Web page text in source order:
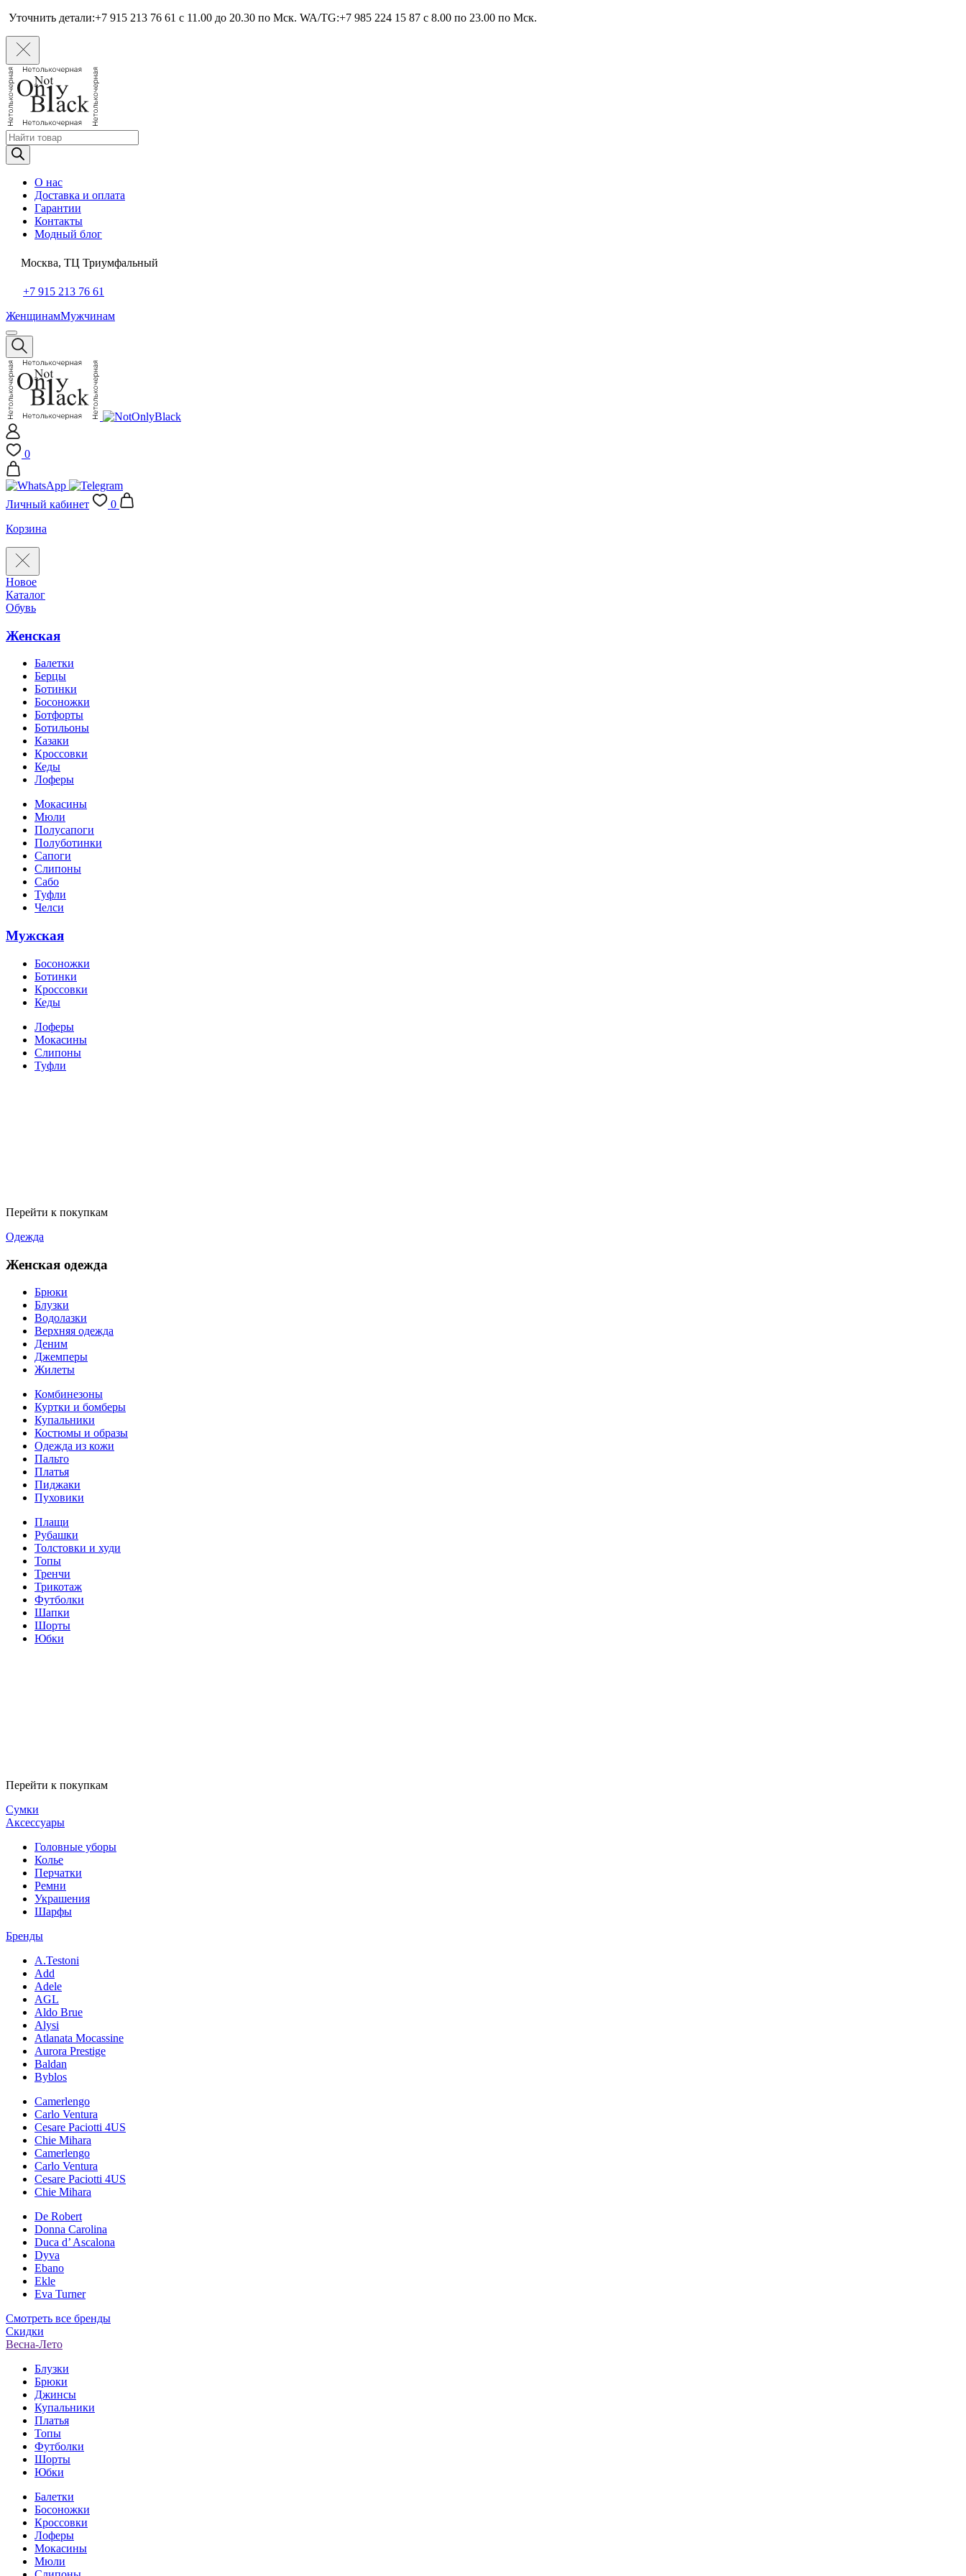
Уточнить детали:+7 915 213 76 61 c 11.00 до 20.30 по Мcк. WA/TG:+7 985 224 15 87 c 8.00 по 23.00 по Мcк.
Поиск
товаров
О нас
Доставка и оплата
Гарантии
Контакты
Модный блог
Москва, ТЦ Триумфальный
+7 915 213 76 61
ЖенщинамМужчинам
0
Личный кабинет
0
Корзина
Новое
Каталог
Обувь
Женская
Балетки
Берцы
Ботинки
Босоножки
Ботфорты
Ботильоны
Казаки
Кроссовки
Кеды
Лоферы
Мокасины
Мюли
Полусапоги
Полуботинки
Сапоги
Слипоны
Сабо
Туфли
Челси
Мужская
Босоножки
Ботинки
Кроссовки
Кеды
Лоферы
Мокасины
Слипоны
Туфли
Перейти к покупкам
Одежда
Женская одежда
Брюки
Блузки
Водолазки
Верхняя одежда
Деним
Джемперы
Жилеты
Комбинезоны
Куртки и бомберы
Купальники
Костюмы и образы
Одежда из кожи
Пальто
Платья
Пиджаки
Пуховики
Плащи
Рубашки
Толстовки и худи
Топы
Тренчи
Трикотаж
Футболки
Шапки
Шорты
Юбки
Перейти к покупкам
Сумки
Аксессуары
Головные уборы
Колье
Перчатки
Ремни
Украшения
Шарфы
Бренды
A.Testoni
Add
Adele
AGL
Aldo Brue
Alysi
Atlanata Mocassine
Aurora Prestige
Baldan
Byblos
Camerlengo
Carlo Ventura
Cesare Paciotti 4US
Chie Mihara
Camerlengo
Carlo Ventura
Cesare Paciotti 4US
Chie Mihara
De Robert
Donna Carolina
Duca d’ Ascalona
Dyva
Ebano
Ekle
Eva Turner
Смотреть все бренды
Скидки
Весна-Лето
Блузки
Брюки
Джинсы
Купальники
Платья
Топы
Футболки
Шорты
Юбки
Балетки
Босоножки
Кроссовки
Лоферы
Мокасины
Мюли